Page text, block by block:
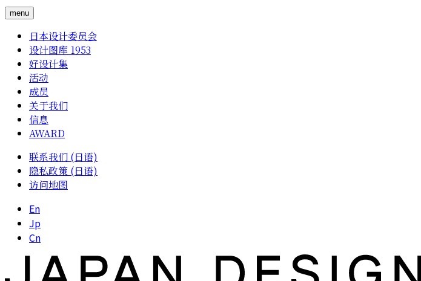
menu
日本设计委员会
设计图库 1953
好设计集
活动
成员
关于我们
信息
AWARD
联系我们 (日语)
隐私政策 (日语)
访问地图
En
Jp
Cn